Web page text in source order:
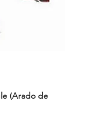
(Arado de